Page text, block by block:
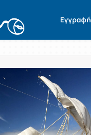
Εγγραφή
Προβολή